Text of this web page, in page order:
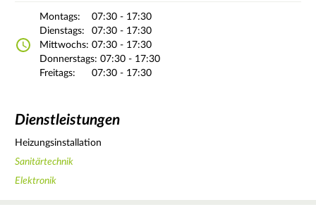
Montags:
07:30 - 17:30
Dienstags:
07:30 - 17:30
Mittwochs: 07:30 - 17:30
Donnerstags: 07:30 - 17:30
Freitags:
07:30 - 17:30
Dienstleistungen
Heizungsinstallation
Sanitärtechnik
Elektronik